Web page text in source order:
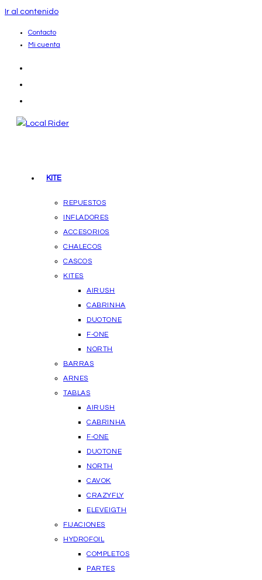
Ir al contenido
Contacto
Mi cuenta
KITE
REPUESTOS
INFLADORES
ACCESORIOS
CHALECOS
CASCOS
KITES
AIRUSH
CABRINHA
DUOTONE
F-ONE
NORTH
BARRAS
ARNES
TABLAS
AIRUSH
CABRINHA
F-ONE
DUOTONE
NORTH
CAVOK
CRAZYFLY
ELEVEIGTH
FIJACIONES
HYDROFOIL
COMPLETOS
PARTES